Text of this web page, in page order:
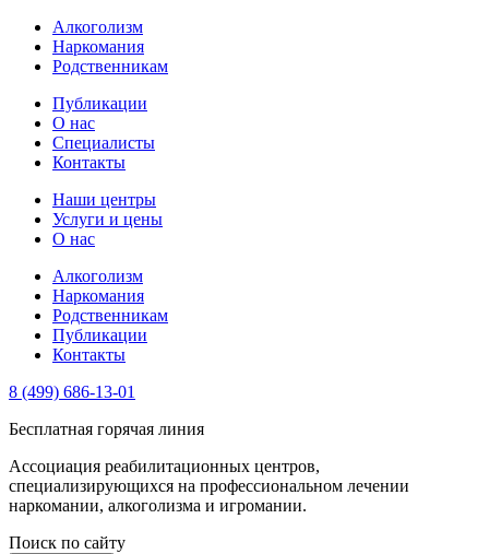
Алкоголизм
Наркомания
Родственникам
Публикации
О нас
Специалисты
Контакты
Наши центры
Услуги и цены
О нас
Алкоголизм
Наркомания
Родственникам
Публикации
Контакты
8 (499) 686-13-01
Бесплатная горячая линия
Ассоциация реабилитационных центров,
специализирующихся на профессиональном лечении
наркомании, алкоголизма и игромании.
Поиск по сайту